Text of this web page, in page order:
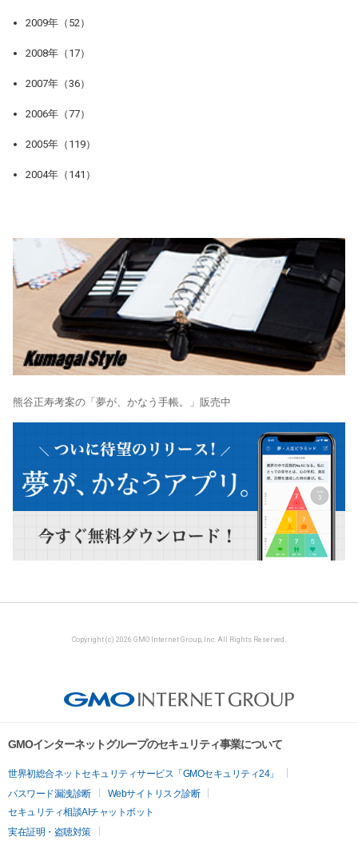
2009年（52）
2008年（17）
2007年（36）
2006年（77）
2005年（119）
2004年（141）
熊谷正寿考案の「夢が、かなう手帳。」販売中
Copyright (c) 2026 GMO Internet Group, Inc. All Rights Reserved.
GMOインターネットグループのセキュリティ事業について
世界初総合ネットセキュリティサービス「GMOセキュリティ24」
パスワード漏洩診断
Webサイトリスク診断
セキュリティ相談AIチャットボット
実在証明・盗聴対策